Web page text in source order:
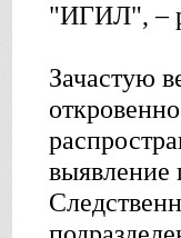
"ИГИЛ", –
Зачастую
выявление